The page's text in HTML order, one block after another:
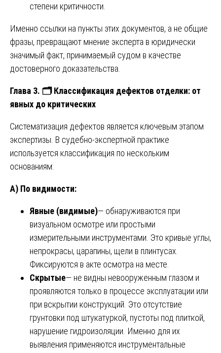
степени критичности.
Именно ссылки на пункты этих документов, а не общие
фразы, превращают мнение эксперта в юридически
значимый факт, принимаемый судом в качестве
достоверного доказательства.
Глава 3. 🗂️ Классификация дефектов отделки: от
явных до критических
Систематизация дефектов является ключевым этапом
экспертизы. В судебно-экспертной практике
используется классификация по нескольким
основаниям:
А) По видимости:
Явные (видимые)— обнаруживаются при
визуальном осмотре или простыми
измерительными инструментами. Это кривые углы,
непрокрасы, царапины, щели в плинтусах.
Фиксируются в акте осмотра на месте.
Скрытые— не видны невооруженным глазом и
проявляются только в процессе эксплуатации или
при вскрытии конструкций. Это отсутствие
грунтовки под штукатуркой, пустоты под плиткой,
нарушение гидроизоляции. Именно для их
выявления применяются инструментальные